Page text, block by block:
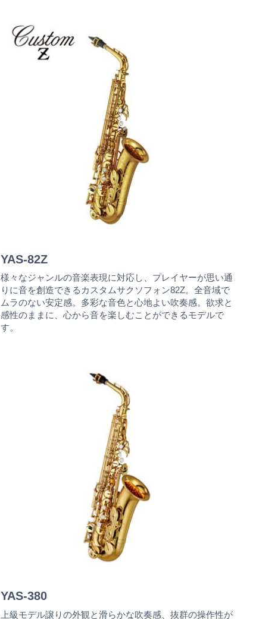
YAS-82Z
様々なジャンルの音楽表現に対応し、プレイヤーが思い通
りに音を創造できるカスタムサクソフォン82Z。全音域で
ムラのない安定感。多彩な音色と心地よい吹奏感。欲求と
感性のままに、心から音を楽しむことができるモデルで
す。
YAS-380
上級モデル譲りの外観と滑らかな吹奏感、抜群の操作性が